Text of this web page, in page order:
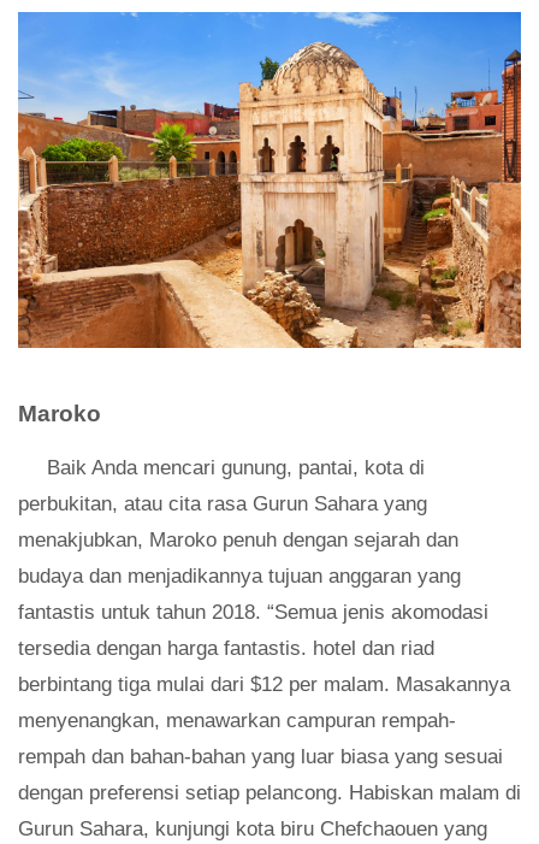
Maroko
Baik Anda mencari gunung, pantai, kota di
perbukitan, atau cita rasa Gurun Sahara yang
menakjubkan, Maroko penuh dengan sejarah dan
budaya dan menjadikannya tujuan anggaran yang
fantastis untuk tahun 2018. “Semua jenis akomodasi
tersedia dengan harga fantastis. hotel dan riad
berbintang tiga mulai dari $12 per malam. Masakannya
menyenangkan, menawarkan campuran rempah-
rempah dan bahan-bahan yang luar biasa yang sesuai
dengan preferensi setiap pelancong. Habiskan malam di
Gurun Sahara, kunjungi kota biru Chefchaouen yang